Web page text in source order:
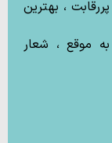
، بهترین
موقع ، شعار